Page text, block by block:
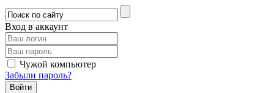
Вход в аккаунт
Чужой компьютер
Забыли пароль?